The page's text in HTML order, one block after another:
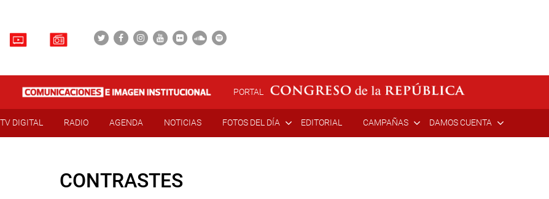
PORTAL
TV DIGITAL RADIO AGENDA NOTICIAS FOTOS DEL DÍA EDITORIAL CAMPAÑAS DAMOS CUENTA
CONTRASTES